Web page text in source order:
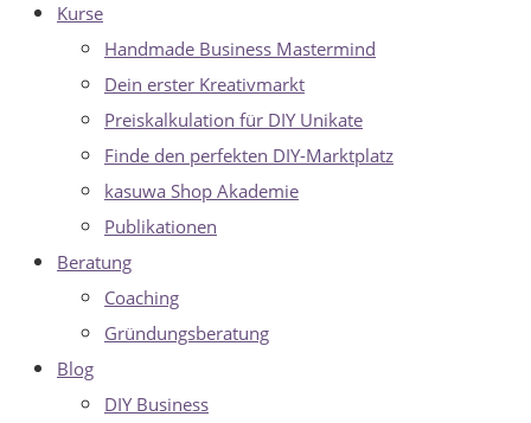
Kurse
Handmade Business Mastermind
Dein erster Kreativmarkt
Preiskalkulation für DIY Unikate
Finde den perfekten DIY-Marktplatz
kasuwa Shop Akademie
Publikationen
Beratung
Coaching
Gründungsberatung
Blog
DIY Business